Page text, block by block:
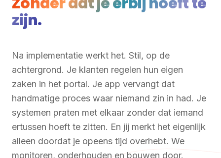
zijn.
Na implementatie werkt het. Stil, op de
achtergrond. Je klanten regelen hun eigen
zaken in het portal. Je app vervangt dat
handmatige proces waar niemand zin in had. Je
systemen praten met elkaar zonder dat iemand
ertussen hoeft te zitten. En jij merkt het eigenlijk
alleen doordat je opeens tijd overhebt. We
monitoren, onderhouden en bouwen door.